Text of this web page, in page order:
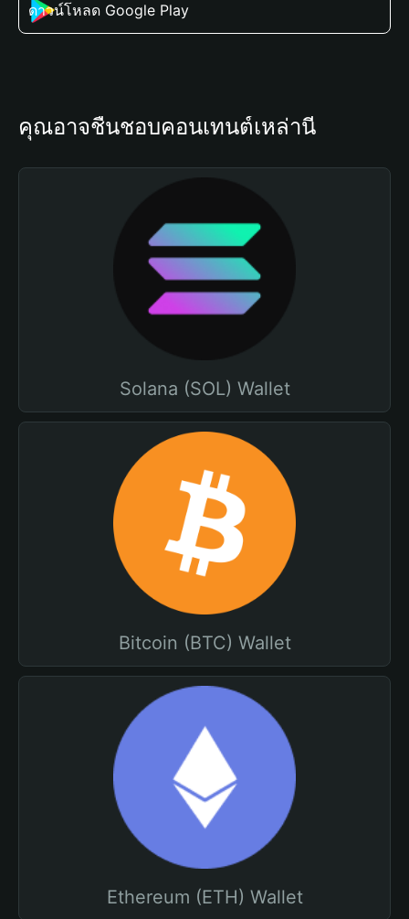
ดาวน์โหลด Google Play
คุณอาจชื่นชอบคอนเทนต์เหล่านี้
Solana (SOL) Wallet
Bitcoin (BTC) Wallet
Ethereum (ETH) Wallet